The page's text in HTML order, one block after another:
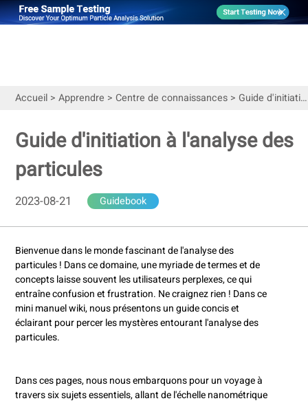
Accueil> Apprendre > Centre de connaissances> Guide d'initiation à l'analyse des particules
Guide d'initiation à l'analyse des
particules
2023-08-21 Guidebook
Bienvenue dans le monde fascinant de l'analyse des
particules ! Dans ce domaine, une myriade de termes et de
concepts laisse souvent les utilisateurs perplexes, ce qui
entraîne confusion et frustration. Ne craignez rien ! Dans ce
mini manuel wiki, nous présentons un guide concis et
éclairant pour percer les mystères entourant l'analyse des
particules.
Dans ces pages, nous nous embarquons pour un voyage à
travers six sujets essentiels, allant de l'échelle nanométrique